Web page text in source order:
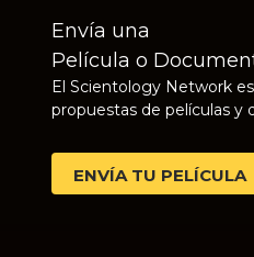
Envía una
Película o
El Scientology Network
propuestas de películas y
ENVÍA TU PELÍCULA